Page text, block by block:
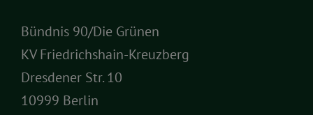
Bündnis 90/Die Grünen
KV Friedrichshain-Kreuzberg
Dresdener Str. 10
10999 Berlin